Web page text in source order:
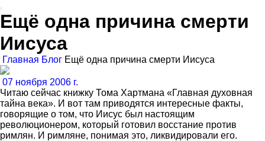
Ещё одна причина смерти
Иисуса
Главная Блог Ещё одна причина смерти Иисуса
07 ноября 2006 г.
Читаю сейчас книжку Тома Хартмана «Главная духовная
тайна века». И вот там приводятся интересные факты,
говорящие о том, что Иисус был настоящим
революционером, который готовил восстание против
римлян. И римляне, понимая это, ликвидировали его.